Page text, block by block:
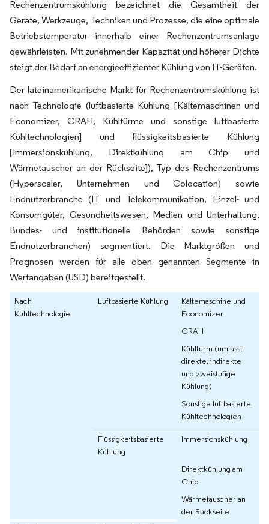
Rechenzentrumskühlung bezeichnet die Gesamtheit der
Geräte, Werkzeuge, Techniken und Prozesse, die eine optimale
Betriebstemperatur innerhalb einer Rechenzentrumsanlage
gewährleisten. Mit zunehmender Kapazität und höherer Dichte
steigt der Bedarf an energieeffizienter Kühlung von IT-Geräten.
Der lateinamerikanische Markt für Rechenzentrumskühlung ist
nach Technologie (luftbasierte Kühlung [Kältemaschinen und
Economizer, CRAH, Kühltürme und sonstige luftbasierte
Kühltechnologien] und flüssigkeitsbasierte Kühlung
[Immersionskühlung, Direktkühlung am Chip und
Wärmetauscher an der Rückseite]), Typ des Rechenzentrums
(Hyperscaler, Unternehmen und Colocation) sowie
Endnutzerbranche (IT und Telekommunikation, Einzel- und
Konsumgüter, Gesundheitswesen, Medien und Unterhaltung,
Bundes- und institutionelle Behörden sowie sonstige
Endnutzerbranchen) segmentiert. Die Marktgrößen und
Prognosen werden für alle oben genannten Segmente in
Wertangaben (USD) bereitgestellt.
Nach
Kühltechnologie
Luftbasierte Kühlung
Kältemaschine und
Economizer
CRAH
Kühlturm (umfasst
direkte, indirekte
und zweistufige
Kühlung)
Sonstige luftbasierte
Kühltechnologien
Flüssigkeitsbasierte
Kühlung
Immersionskühlung
Direktkühlung am
Chip
Wärmetauscher an
der Rückseite